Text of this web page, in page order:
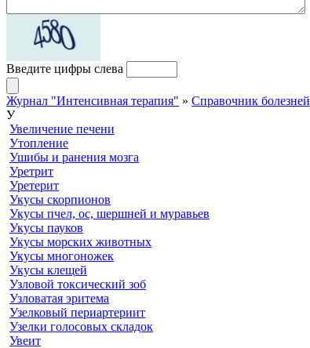
Введите цифры слева
Журнал "Интенсивная терапия" » Справочник болезней
У
Увеличение печени
Утопление
Ушибы и ранения мозга
Уретрит
Уретерит
Укусы скорпионов
Укусы пчел, ос, шершней и муравьев
Укусы пауков
Укусы морских животных
Укусы многоножек
Укусы клещей
Узловой токсический зоб
Узловатая эритема
Узелковый периартериит
Узелки голосовых складок
Увеит